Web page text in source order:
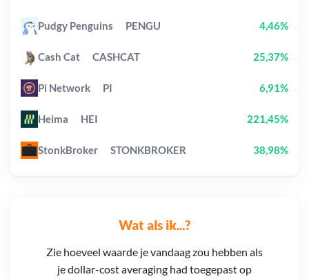
Wat als ik...?
Zie hoeveel waarde je vandaag zou hebben als
je dollar-cost averaging had toegepast op
Pudgy Penguins PENGU 4,46%
Cash Cat CASHCAT 25,37%
Pi Network PI 6,91%
Heima HEI 221,45%
StonkBroker STONKBROKER 38,98%